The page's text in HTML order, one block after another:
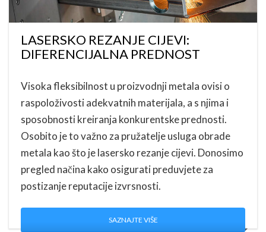
LASERSKO REZANJE CIJEVI:
DIFERENCIJALNA PREDNOST
Visoka fleksibilnost u proizvodnji metala ovisi o
raspoloživosti adekvatnih materijala, a s njima i
sposobnosti kreiranja konkurentske prednosti.
Osobito je to važno za pružatelje usluga obrade
metala kao što je lasersko rezanje cijevi. Donosimo
pregled načina kako osigurati preduvjete za
postizanje reputacije izvrsnosti.
SAZNAJTE VIŠE